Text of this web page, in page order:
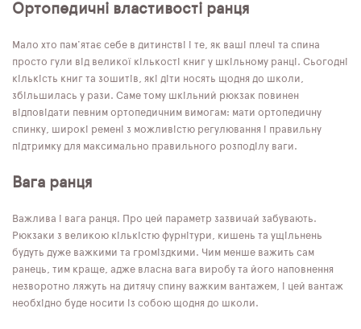
Ортопедичні властивості ранця
Мало хто пам'ятає себе в дитинстві і те, як ваші плечі та спина
просто гули від великої кількості книг у шкільному ранці. Сьогодні
кількість книг та зошитів, які діти носять щодня до школи,
збільшилась у рази. Саме тому шкільний рюкзак повинен
відповідати певним ортопедичним вимогам: мати ортопедичну
спинку, широкі ремені з можливістю регулювання і правильну
підтримку для максимально правильного розподілу ваги.
Вага ранця
Важлива і вага ранця. Про цей параметр зазвичай забувають.
Рюкзаки з великою кількістю фурнітури, кишень та ущільнень
будуть дуже важкими та громіздкими. Чим менше важить сам
ранець, тим краще, адже власна вага виробу та його наповнення
незворотно ляжуть на дитячу спину важким вантажем, і цей вантаж
необхідно буде носити із собою щодня до школи.